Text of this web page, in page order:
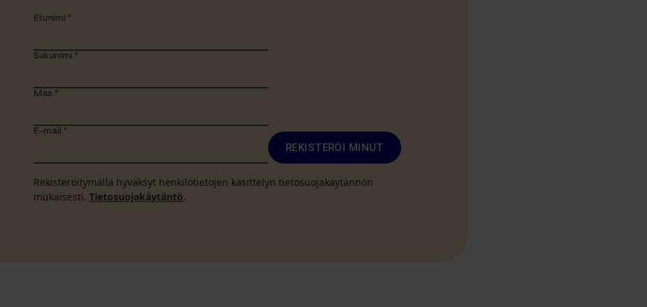
Etunimi *
Sukunimi *
Maa *
E-mail *
REKISTERÖI MINUT
Rekisteröitymällä hyväksyt henkilötietojen käsittelyn tietosuojakäytännön
mukaisesti. Tietosuojakäytäntö.